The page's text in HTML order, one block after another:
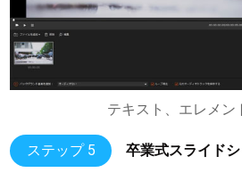
テキスト、エレメン
ステップ 5 卒業式スライド